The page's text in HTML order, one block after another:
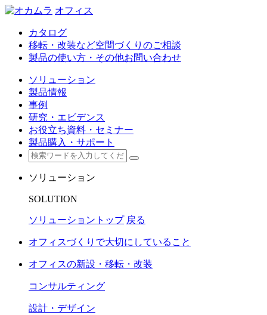
オフィス
カタログ
移転・改装など空間づくりのご相談
製品の使い方・その他お問い合わせ
ソリューション
製品情報
事例
研究・エビデンス
お役立ち資料・セミナー
製品購入・サポート
ソリューション
SOLUTION
ソリューショントップ 戻る
オフィスづくりで大切にしていること
オフィスの新設・移転・改装
コンサルティング
設計・デザイン